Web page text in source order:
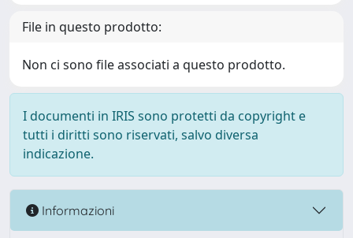
File in questo prodotto:
Non ci sono file associati a questo prodotto.
I documenti in IRIS sono protetti da copyright e
tutti i diritti sono riservati, salvo diversa
indicazione.
Informazioni